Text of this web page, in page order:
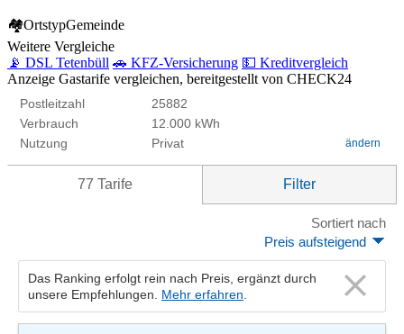
🏘OrtstypGemeinde
Weitere Vergleiche
📡 DSL Tetenbüll 🚗 KFZ-Versicherung 💵 Kreditvergleich
Anzeige Gastarife vergleichen, bereitgestellt von CHECK24